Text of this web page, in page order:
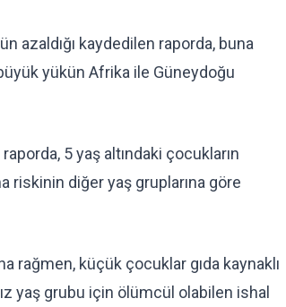
azaldığı kaydedilen raporda, buna
yükün Afrika ile Güneydoğu
5 yaş altındaki çocukların
riskinin diğer yaş gruplarına göre
rağmen, küçük çocuklar gıda kaynaklı
yaş grubu için ölümcül olabilen ishal